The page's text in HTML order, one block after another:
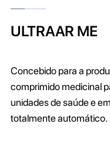
ULTRAAR ME
Concebido para a
comprimido medicinal
unidades de saúde e
totalmente automático.